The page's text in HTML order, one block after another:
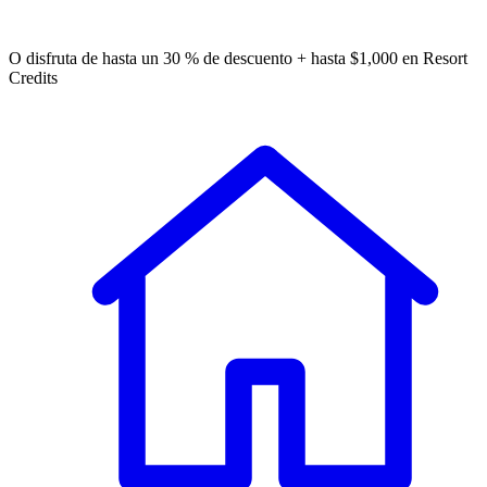
O disfruta de hasta un 30 % de descuento + hasta $1,000 en Resort
Credits